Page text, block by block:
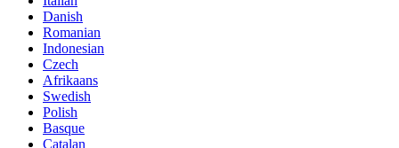
Danish
Romanian
Indonesian
Czech
Afrikaans
Swedish
Polish
Basque
Catalan